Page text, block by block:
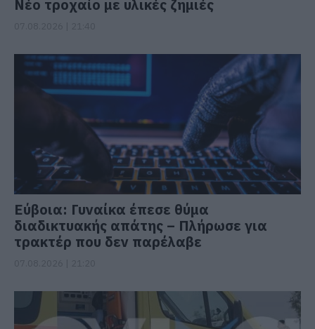
Νέο τροχαίο με υλικές ζημιές
Εύβοια: Γυναίκα έπεσε θύμα
διαδικτυακής απάτης – Πλήρωσε για
τρακτέρ που δεν παρέλαβε